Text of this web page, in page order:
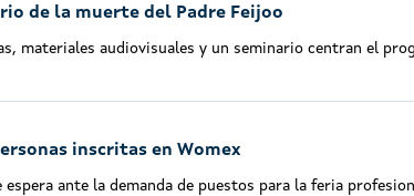
de la muerte del Padre Feijoo
materiales audiovisuales y un seminario centran el
inscritas en Womex
ante la demanda de puestos para la feria